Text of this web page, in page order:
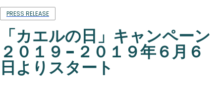
PRESS RELEASE
「カエルの日」キャンペーン
２０１９ – ２０１９年６月６
日よりスタート